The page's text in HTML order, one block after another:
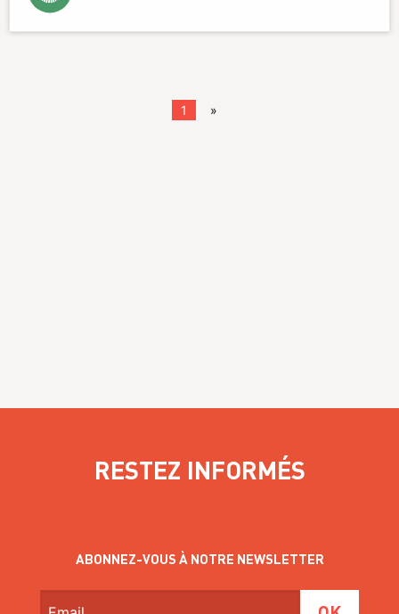
1 »
RESTEZ INFORMÉS
ABONNEZ-VOUS À NOTRE NEWSLETTER